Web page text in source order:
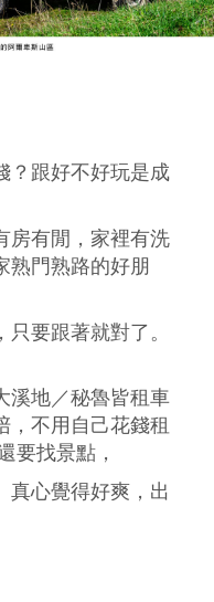
？跟好不好玩是成
房有閒，家裡有洗
熟門熟路的好朋
要跟著就對了。
溪地／秘魯皆租車
，不用自己花錢租
要找景點，
真心覺得好爽，出